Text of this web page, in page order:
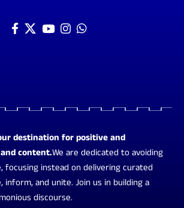
destination for positive and
content.We are dedicated to avoiding
focusing instead on delivering curated
and unite. Join us in building a
discourse.